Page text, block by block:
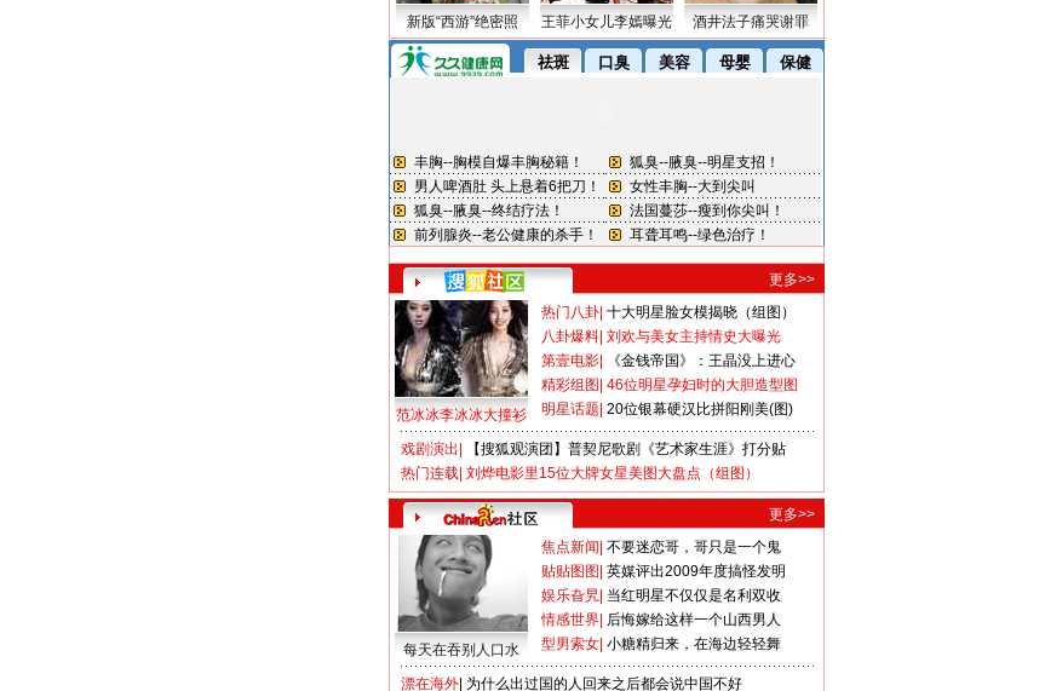
新版“西游”绝密照 王菲小女儿李嫣曝光 酒井法子痛哭谢罪
更多>>
范冰冰李冰冰大撞衫
热门八卦 十大明星脸女模揭晓（组图）
八卦爆料 刘欢与美女主持情史大曝光
第壹电影
《金钱帝国》：王晶没上进心
精彩组图 46位明星孕妇时的大胆造型图
明星话题 20位银幕硬汉比拼阳刚美(图)
戏剧演出
【搜狐观演团】普契尼歌剧《艺术家生涯》打分贴
热门连载 刘烨电影里15位大牌女星美图大盘点（组图）
更多>>
每天在吞别人口水
焦点新闻 不要迷恋哥，哥只是一个鬼
贴贴图图 英媒评出2009年度搞怪发明
娱乐旮旯 当红明星不仅仅是名利双收
情感世界 后悔嫁给这样一个山西男人
型男索女 小糖精归来，在海边轻轻舞
漂在海外 为什么出过国的人回来之后都会说中国不好